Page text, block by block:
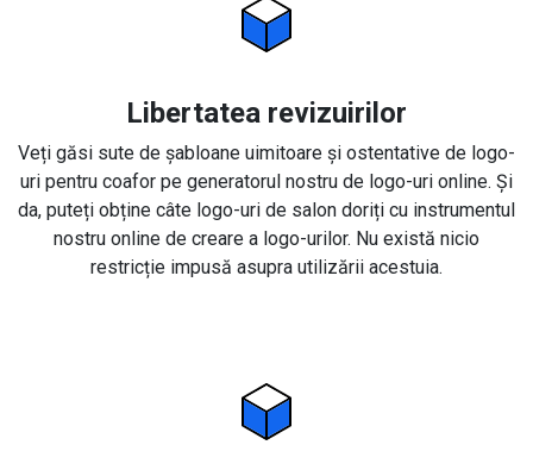
Libertatea revizuirilor
Veți găsi sute de șabloane uimitoare și ostentative de logo-
uri pentru coafor pe generatorul nostru de logo-uri online. Și
da, puteți obține câte logo-uri de salon doriți cu instrumentul
nostru online de creare a logo-urilor. Nu există nicio
restricție impusă asupra utilizării acestuia.